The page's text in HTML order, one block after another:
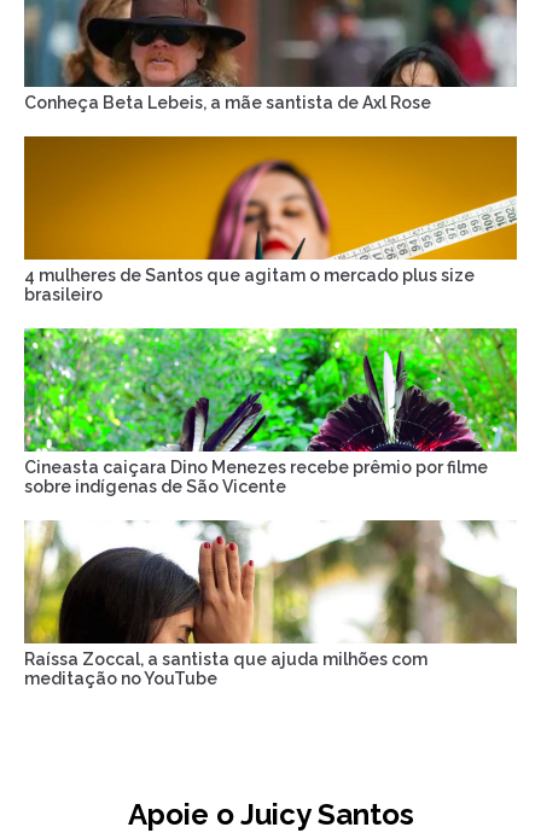
Conheça Beta Lebeis, a mãe santista de Axl Rose
4 mulheres de Santos que agitam o mercado plus size
brasileiro
Cineasta caiçara Dino Menezes recebe prêmio por filme
sobre indígenas de São Vicente
Raíssa Zoccal, a santista que ajuda milhões com
meditação no YouTube
Apoie o Juicy Santos